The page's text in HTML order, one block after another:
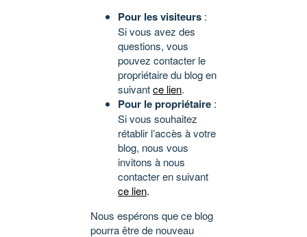
Pour les visiteurs :
Si vous avez des
questions, vous
pouvez contacter le
propriétaire du blog en
suivantce lien.
Pour le propriétaire :
Si vous souhaitez
rétablir l’accès à votre
blog, nous vous
invitons à nous
contacter en suivant
ce lien.
Nous espérons que ce blog
pourra être de nouveau